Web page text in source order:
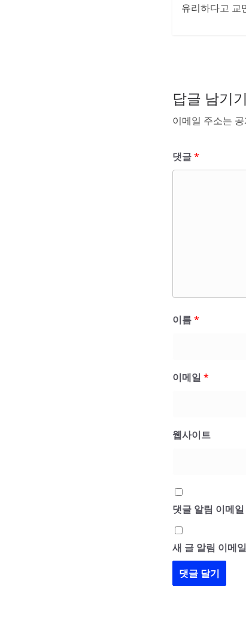
유리하다고 교
답글 남기기
이메일 주소는
댓글*
이름*
이메일 *
웹사이트
댓글 알림 이메일
새 글 알림 이메